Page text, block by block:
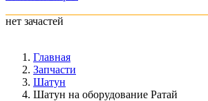
нет зачастей
Главная
Запчасти
Шатун
Шатун на оборудование Ратай